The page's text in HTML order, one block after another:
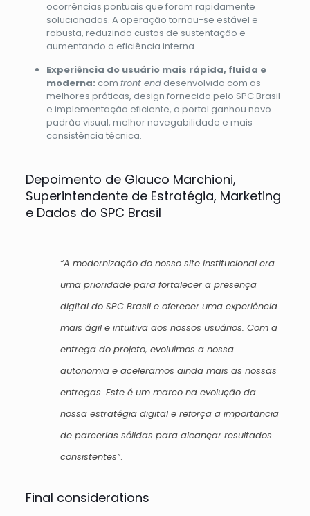
ocorrências pontuais que foram rapidamente
solucionadas. A operação tornou-se estável e
robusta, reduzindo custos de sustentação e
aumentando a eficiência interna.
Experiência do usuário mais rápida, fluida e
moderna: com front enddesenvolvido com as
melhores práticas, design fornecido pelo SPC Brasil
e implementação eficiente, o portal ganhou novo
padrão visual, melhor navegabilidade e mais
consistência técnica.
Depoimento de Glauco Marchioni,
Superintendente de Estratégia, Marketing
e Dados do SPC Brasil
“A modernização do nosso site institucional era
uma prioridade para fortalecer a presença
digital do SPC Brasil e oferecer uma experiência
mais ágil e intuitiva aos nossos usuários. Com a
entrega do projeto, evoluímos a nossa
autonomia e aceleramos ainda mais as nossas
entregas. Este é um marco na evolução da
nossa estratégia digital e reforça a importância
de parcerias sólidas para alcançar resultados
consistentes”.
Final considerations